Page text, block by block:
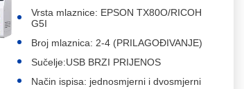
Vrsta mlaznice: EPSON TX80O/RICOH
G5I
Broj mlaznica: 2-4 (PRILAGOĐIVANJE)
Sučelje:USB BRZI PRIJENOS
Način ispisa: jednosmjerni i dvosmjerni